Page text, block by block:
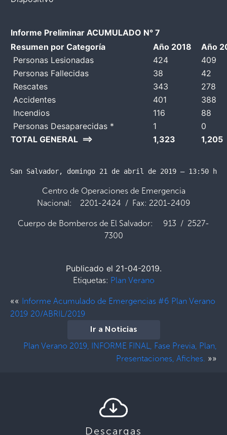
Informe Preliminar ACUMULADO N° 7
Resumen por Categoría
Año 2018
Año
Personas Lesionadas
424
409
Personas Fallecidas
38
42
Rescates
343
278
Accidentes
401
388
Incendios
116
88
Personas Desaparecidas *
1
0
TOTAL GENERAL ==>
1,323 1,205
San Salvador, domingo 21 de abril de 2019 – 13:50
Centro de Operaciones de Emergencia
Nacional: 2201-2424 / Fax: 2201-2409
Cuerpo de Bomberos de El Salvador: 913 / 2527-
7300
Publicado el 21-04-2019.
Etiquetas: Plan Verano
«« Informe Acumulado de Emergencias #6 Plan Verano
2019 20/ABRIL/2019
Ir a Noticias
Plan Verano 2019, INFORME FINAL, Fase Previa, Plan,
Presentaciones, Afiches. »»
Descargas